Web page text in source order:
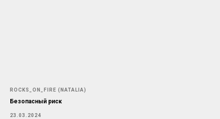
ROCKS_ON_FIRE (NATALIA)
Безопасный риск
23.03.2024